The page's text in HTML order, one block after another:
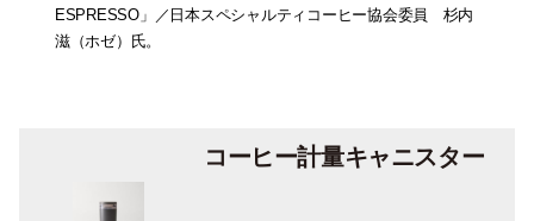
ESPRESSO」／日本スペシャルティコーヒー協会委員 杉内
滋（ホゼ）氏。
コーヒー計量キャニスター